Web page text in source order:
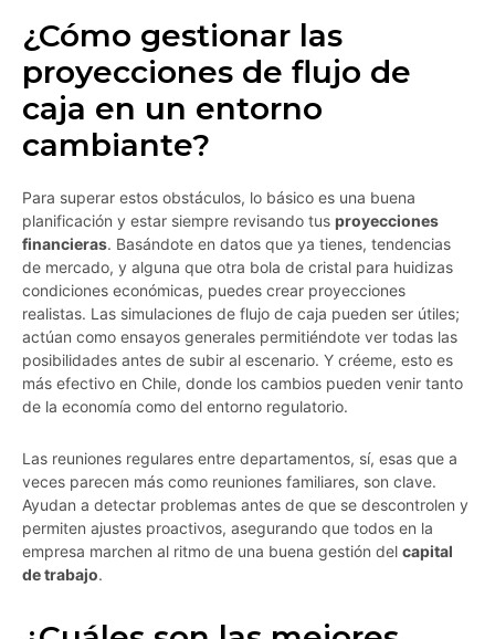
¿Cómo gestionar las
proyecciones de flujo de
caja en un entorno
cambiante?
Para superar estos obstáculos, lo básico es una buena
planificación y estar siempre revisando tus proyecciones
financieras. Basándote en datos que ya tienes, tendencias
de mercado, y alguna que otra bola de cristal para huidizas
condiciones económicas, puedes crear proyecciones
realistas. Las simulaciones de flujo de caja pueden ser útiles;
actúan como ensayos generales permitiéndote ver todas las
posibilidades antes de subir al escenario. Y créeme, esto es
más efectivo en Chile, donde los cambios pueden venir tanto
de la economía como del entorno regulatorio.
Las reuniones regulares entre departamentos, sí, esas que a
veces parecen más como reuniones familiares, son clave.
Ayudan a detectar problemas antes de que se descontrolen y
permiten ajustes proactivos, asegurando que todos en la
empresa marchen al ritmo de una buena gestión del capital
de trabajo.